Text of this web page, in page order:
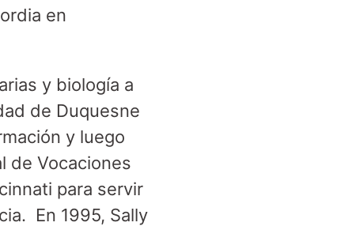
en
y biología a
de Duquesne
y luego
de Vocaciones
para servir
En 1995, Sally